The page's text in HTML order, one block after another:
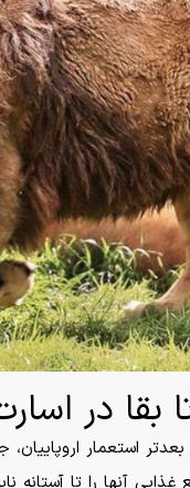
بقا در
بعدتر استعمار
آنها را تا آستانه